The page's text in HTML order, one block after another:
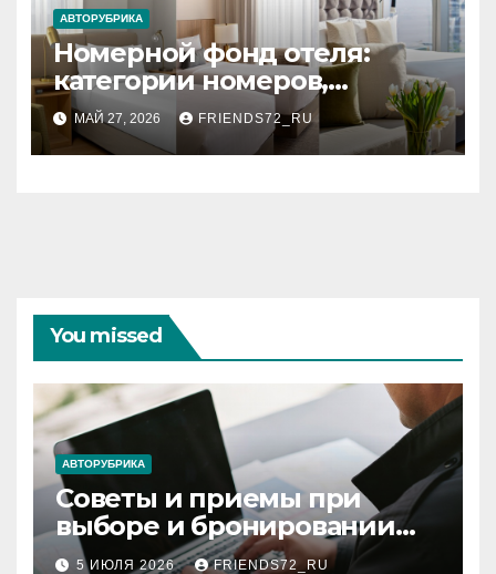
АВТОРУБРИКА
Номерной фонд отеля:
категории номеров,
вместимость и стандартное
оснащение
МАЙ 27, 2026 FRIENDS72_RU
You missed
АВТОРУБРИКА
Советы и приемы при
выборе и бронировании
авиабилетов
5 ИЮЛЯ 2026 FRIENDS72_RU